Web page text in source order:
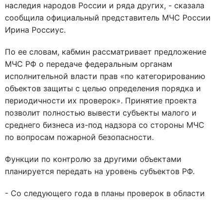
наследия народов России и ряда других, - сказала
сообщила официальный представитель МЧС России
Ирина Россиус.
По ее словам, кабмин рассматривает предложение
МЧС РФ о передаче федеральным органам
исполнительной власти прав «по категорированию
объектов защиты с целью определения порядка и
периодичности их проверок». Принятие проекта
позволит полностью вывести субъекты малого и
среднего бизнеса из-под надзора со стороны МЧС
по вопросам пожарной безопасности.
Функции по контролю за другими объектами
планируется передать на уровень субъектов РФ.
- Со следующего года в планы проверок в области